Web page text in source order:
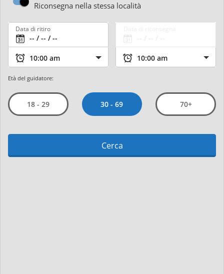
Riconsegna nella stessa località
Data di ritiro
Età del guidatore:
18 - 29 30 - 69 70+
Cerca